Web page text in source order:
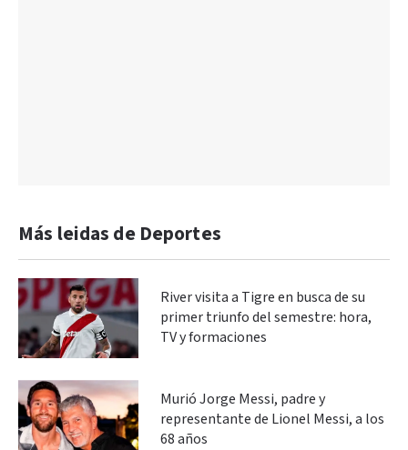
Más leidas de Deportes
River visita a Tigre en busca de su
primer triunfo del semestre: hora,
TV y formaciones
Murió Jorge Messi, padre y
representante de Lionel Messi, a los
68 años